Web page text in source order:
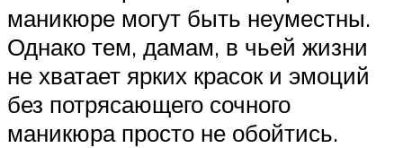
маникюре могут быть неуместны.
Однако тем, дамам, в чьей жизни
не хватает ярких красок и эмоций
без потрясающего сочного
маникюра просто не обойтись.